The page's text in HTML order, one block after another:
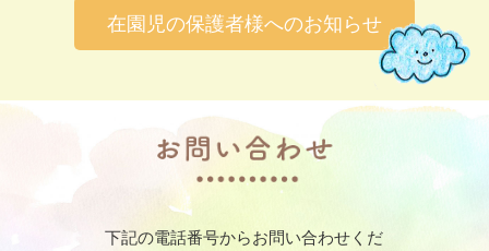
在園児の保護者様へのお知らせ
下記の電話番号からお問い合わせくだ